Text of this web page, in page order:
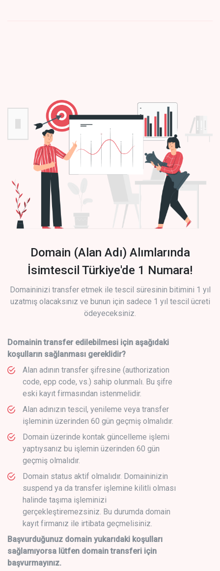
Domain (Alan Adı) Alımlarında
İsimtescil Türkiye'de 1 Numara!
Domaininizi transfer etmek ile tescil süresinin bitimini 1 yıl
uzatmış olacaksınız ve bunun için sadece 1 yıl tescil ücreti
ödeyeceksiniz.
Domainin transfer edilebilmesi için aşağıdaki
koşulların sağlanması gereklidir?
Alan adının transfer şifresine (authorization
code, epp code, vs.) sahip olunmalı. Bu şifre
eski kayıt firmasından istenmelidir.
Alan adınızın tescil, yenileme veya transfer
işleminin üzerinden 60 gün geçmiş olmalıdır.
Domain üzerinde kontak güncelleme işlemi
yaptıysanız bu işlemin üzerinden 60 gün
geçmiş olmalıdır.
Domain status aktif olmalıdır. Domaininizin
suspend ya da transfer işlemine kilitli olması
halinde taşıma işleminizi
gerçekleştiremezsiniz. Bu durumda domain
kayıt firmanız ile irtibata geçmelisiniz.
Başvurduğunuz domain yukarıdaki koşulları
sağlamıyorsa lütfen domain transferi için
başvurmayınız.